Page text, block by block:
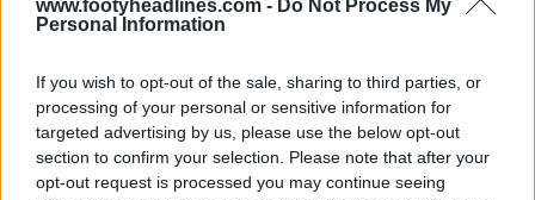
www.footyheadlines.com - Do Not Process My
Personal Information
If you wish to opt-out of the sale, sharing to third parties, or
processing of your personal or sensitive information for
targeted advertising by us, please use the below opt-out
section to confirm your selection. Please note that after your
opt-out request is processed you may continue seeing